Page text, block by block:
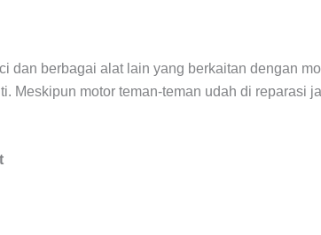
dan berbagai alat lain yang berkaitan dengan
Meskipun motor teman-teman udah di reparasi